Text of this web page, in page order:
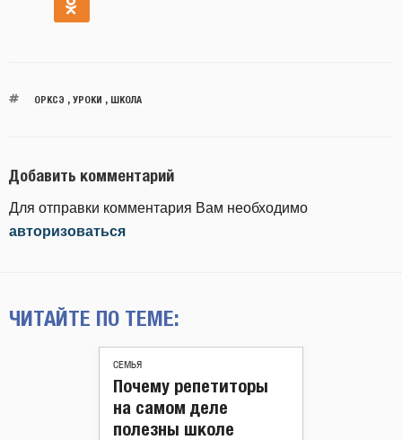
ОРКСЭ УРОКИ ШКОЛА
Добавить комментарий
Для отправки комментария Вам необходимо
авторизоваться
ЧИТАЙТЕ ПО ТЕМЕ:
СЕМЬЯ
Почему репетиторы
на самом деле
полезны школе